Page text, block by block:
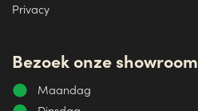
Privacy
Bezoek onze showroom
Maandag